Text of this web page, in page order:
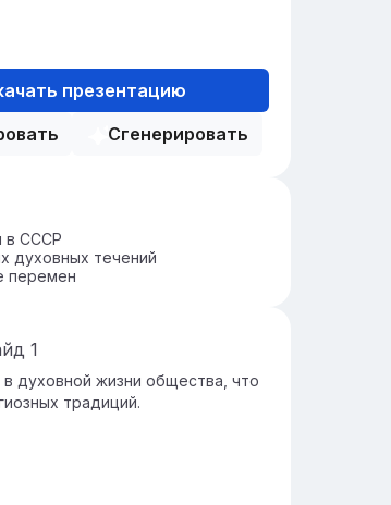
презентацию
Сгенерировать
в СССР
духовных течений
перемен
1
духовной жизни общества, что
традиций.